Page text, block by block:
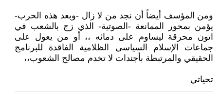
ومن المؤسف أيضاً أن نجد من لا زال -وبعد هذه الحرب-
يؤمن بمحور الممانعة -الصوتية- الذي زج بالشعب في
اتون محرقة ليساوم على دمائه ،، أو من يعول على
جماعات الإسلام السياسي الظلامية الفاقدة للبرنامج
الحقيقي والمرتبطة بأجندات لا تخدم مصالح الشعوب،،
تحياتي